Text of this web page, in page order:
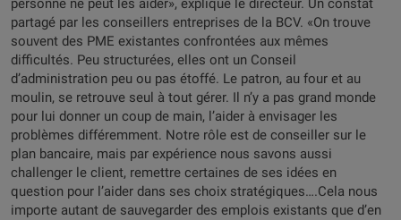
personne ne peut les aider», explique le directeur. Un constat
partagé par les conseillers entreprises de la BCV. «On trouve
souvent des PME existantes confrontées aux mêmes
difficultés. Peu structurées, elles ont un Conseil
d’administration peu ou pas étoffé. Le patron, au four et au
moulin, se retrouve seul à tout gérer. Il n’y a pas grand monde
pour lui donner un coup de main, l’aider à envisager les
problèmes différemment. Notre rôle est de conseiller sur le
plan bancaire, mais par expérience nous savons aussi
challenger le client, remettre certaines de ses idées en
question pour l’aider dans ses choix stratégiques….Cela nous
importe autant de sauvegarder des emplois existants que d’en